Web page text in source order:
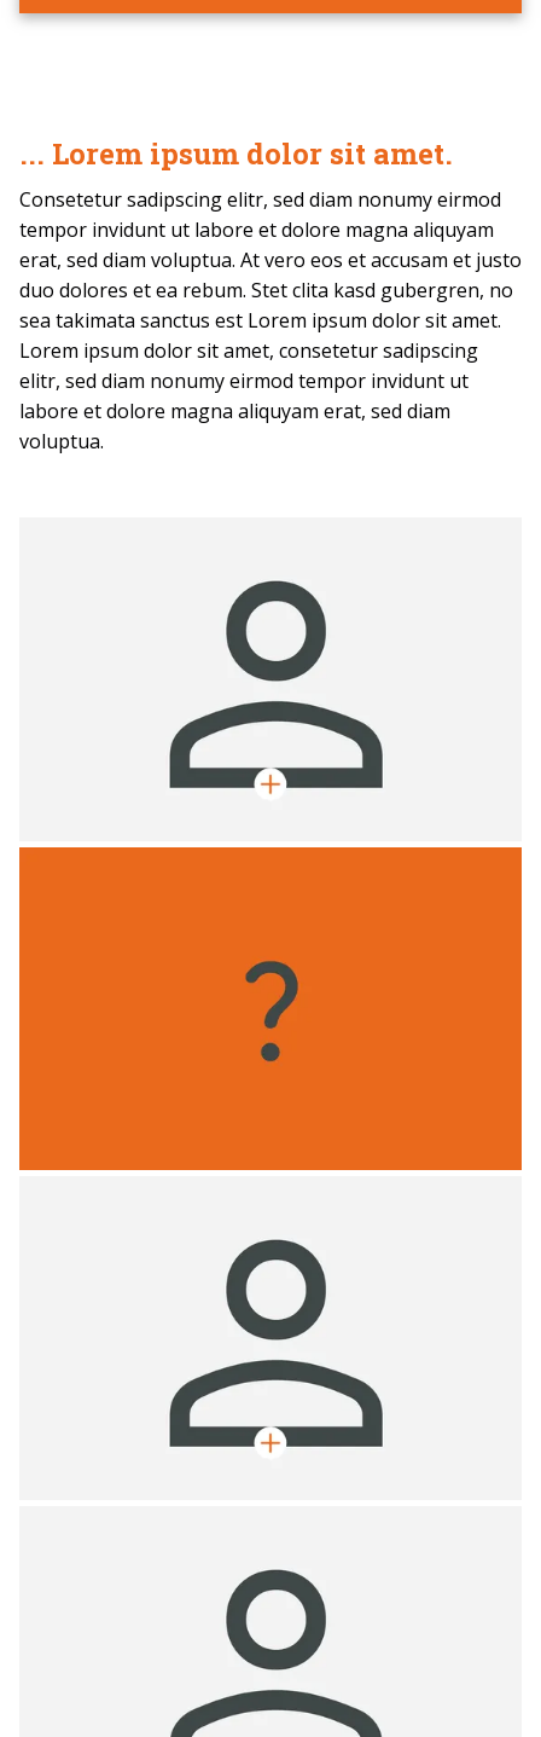
... Lorem ipsum dolor sit amet.
Consetetur sadipscing elitr, sed diam nonumy eirmod
tempor invidunt ut labore et dolore magna aliquyam
erat, sed diam voluptua. At vero eos et accusam et justo
duo dolores et ea rebum. Stet clita kasd gubergren, no
sea takimata sanctus est Lorem ipsum dolor sit amet.
Lorem ipsum dolor sit amet, consetetur sadipscing
elitr, sed diam nonumy eirmod tempor invidunt ut
labore et dolore magna aliquyam erat, sed diam
voluptua.